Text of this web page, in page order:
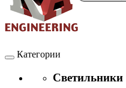
Категории
Светильники